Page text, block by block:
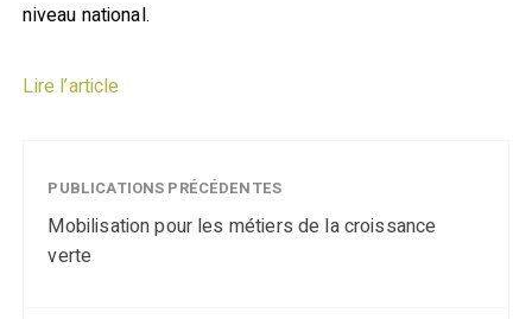
niveau national.
Lire l’article
PUBLICATIONS PRÉCÉDENTES
Mobilisation pour les métiers de la croissance
verte